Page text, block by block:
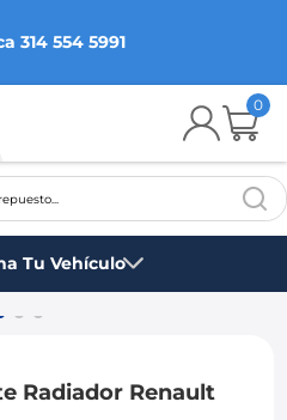
314 554 5991
0
del repuesto...
Tu Vehículo
Radiador Renault